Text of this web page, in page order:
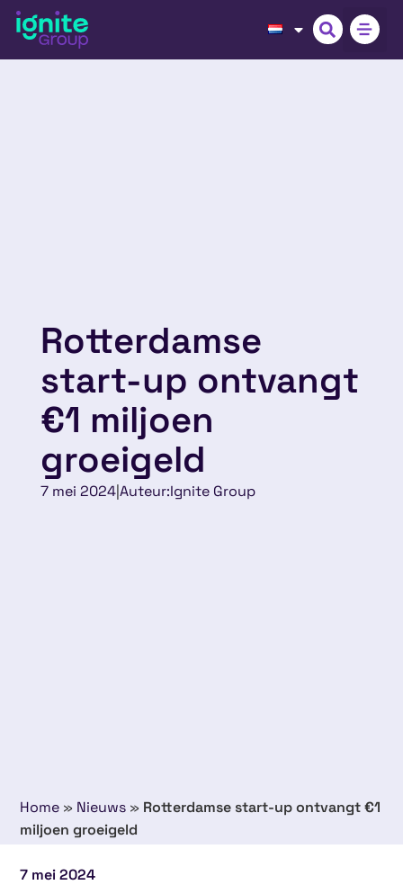
Rotterdamse
start-up ontvangt
€1 miljoen
groeigeld
7 mei 2024|Auteur:Ignite Group
Home » Nieuws » Rotterdamse start-up ontvangt €1
miljoen groeigeld
7 mei 2024